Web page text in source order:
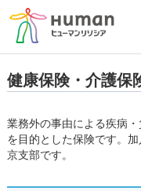
健康保険・介護保
業務外の事由による疾病
を目的とした保険です。
京支部です。